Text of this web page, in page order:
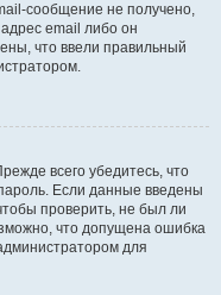
сообщение не получено,
email либо он
что ввели правильный
всего убедитесь, что
Если данные введены
проверить, не был ли
что допущена ошибка
для